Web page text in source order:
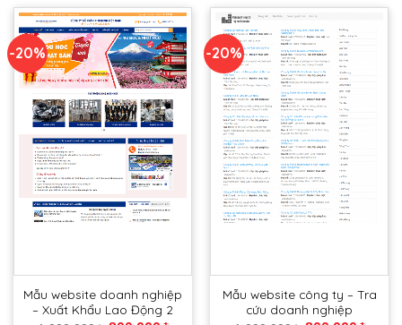
-20%
Mẫu website doanh nghiệp
– Xuất Khẩu Lao Động 2
-20%
Mẫu website công ty – Tra
cứu doanh nghiệp